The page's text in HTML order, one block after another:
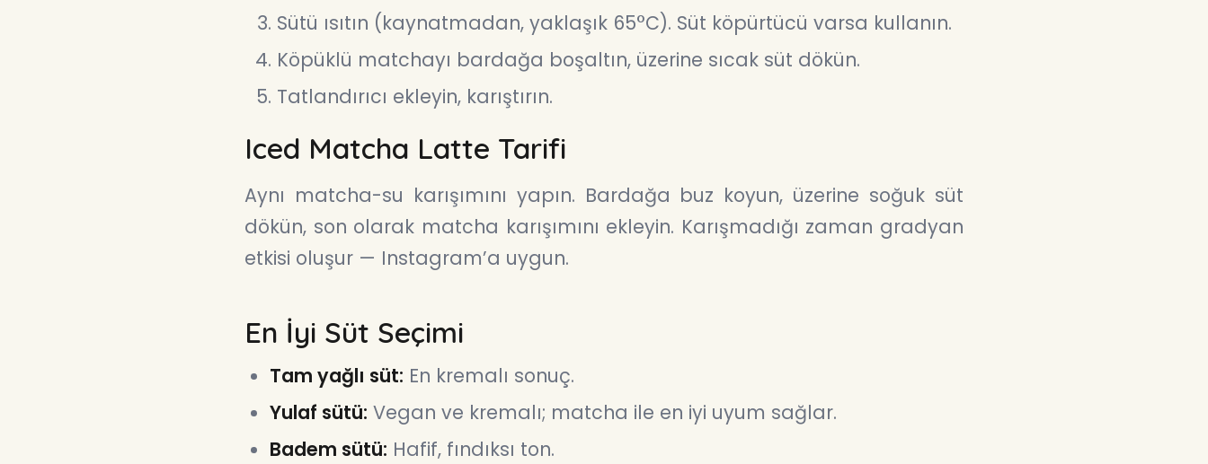
Sütü ısıtın (kaynatmadan, yaklaşık 65°C). Süt köpürtücü varsa kullanın.
Köpüklü matchayı bardağa boşaltın, üzerine sıcak süt dökün.
Tatlandırıcı ekleyin, karıştırın.
Iced Matcha Latte Tarifi
Aynı matcha-su karışımını yapın. Bardağa buz koyun, üzerine soğuk süt
dökün, son olarak matcha karışımını ekleyin. Karışmadığı zaman gradyan
etkisi oluşur — Instagram’a uygun.
En İyi Süt Seçimi
Tam yağlı süt: En kremalı sonuç.
Yulaf sütü: Vegan ve kremalı; matcha ile en iyi uyum sağlar.
Badem sütü: Hafif, fındıksı ton.